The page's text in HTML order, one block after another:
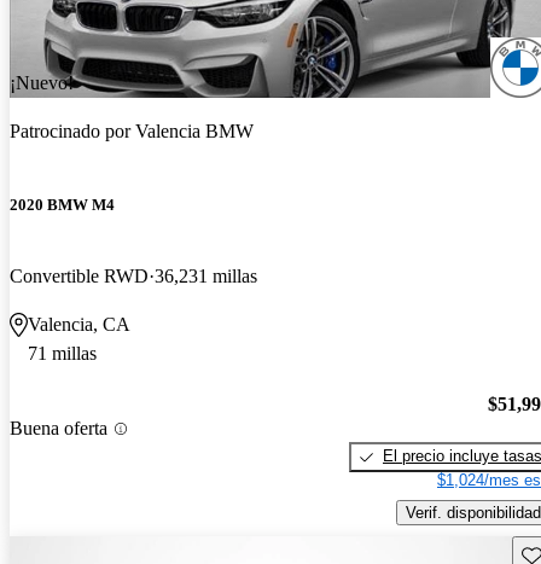
¡Nuevo!
Patrocinado porValencia BMW
2020 BMW M4
Convertible RWD 36,231 millas
Valencia, CA
71 millas
Buena oferta
El precio incluye tasas
$1,024/mes
Verif. disponibilidad